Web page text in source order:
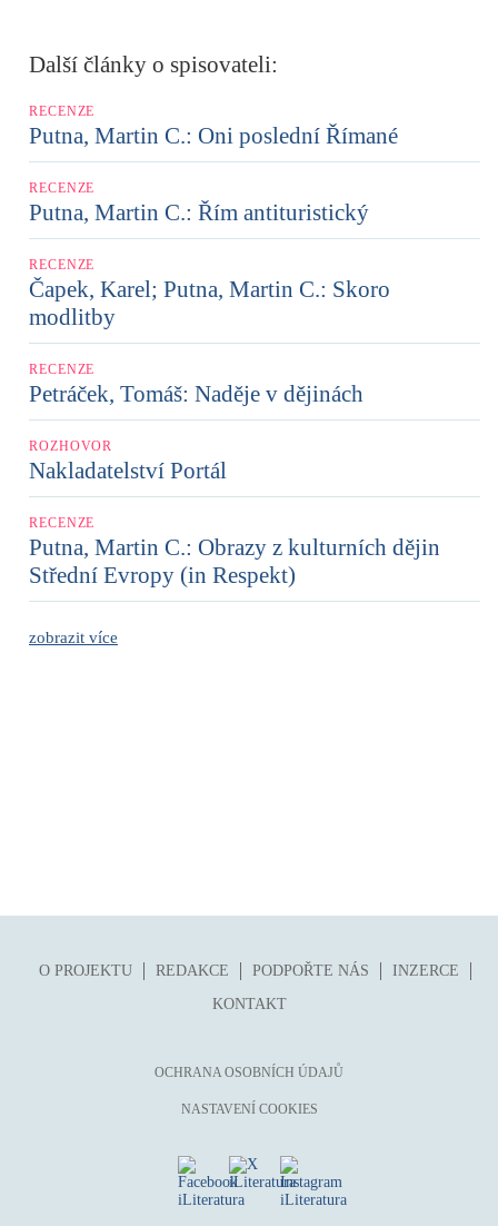
Další články o spisovateli:
RECENZE
Putna, Martin C.: Oni poslední Římané
RECENZE
Putna, Martin C.: Řím antituristický
RECENZE
Čapek, Karel; Putna, Martin C.: Skoro
modlitby
RECENZE
Petráček, Tomáš: Naděje v dějinách
ROZHOVOR
Nakladatelství Portál
RECENZE
Putna, Martin C.: Obrazy z kulturních dějin
Střední Evropy (in Respekt)
zobrazit více
O PROJEKTU REDAKCE PODPOŘTE NÁS
INZERCE
KONTAKT
OCHRANA OSOBNÍCH ÚDAJŮ
NASTAVENÍ COOKIES